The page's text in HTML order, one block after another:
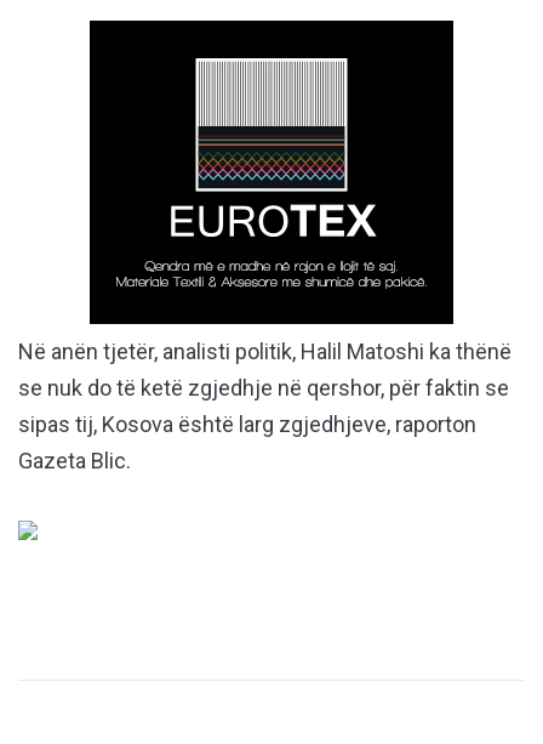
Në anën tjetër, analisti politik, Halil Matoshi ka thënë
se nuk do të ketë zgjedhje në qershor, për faktin se
sipas tij, Kosova është larg zgjedhjeve, raporton
Gazeta Blic.